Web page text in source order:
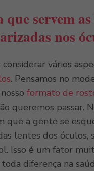
que servem
nos
vários
. Pensamos no
formato de
queremos passar.
que a gente se
lentes dos óculos,
Isso é um fator
diferença na